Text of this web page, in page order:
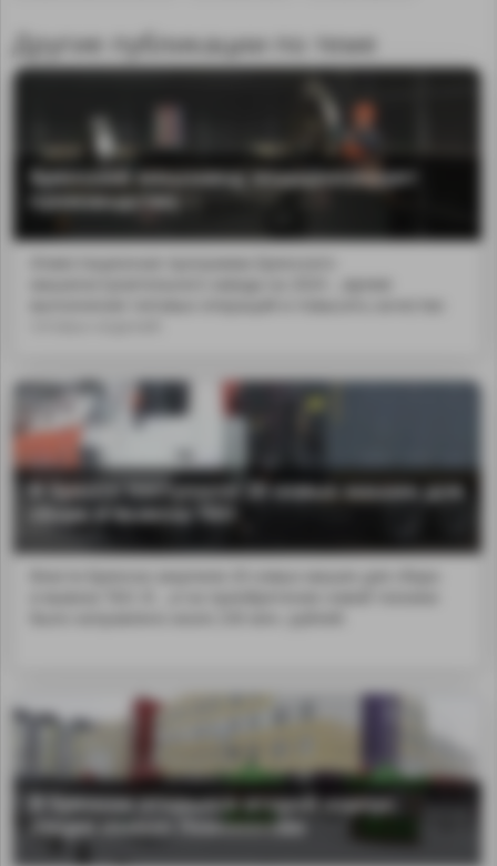
Другие публикации по теме
Брянский машзавод модернизирует
производство
В Брянск поступили 20 новых машин для
сбора и вывоза ТБО
В Брянске открылся второй корпус
лицея имени Ломоносова